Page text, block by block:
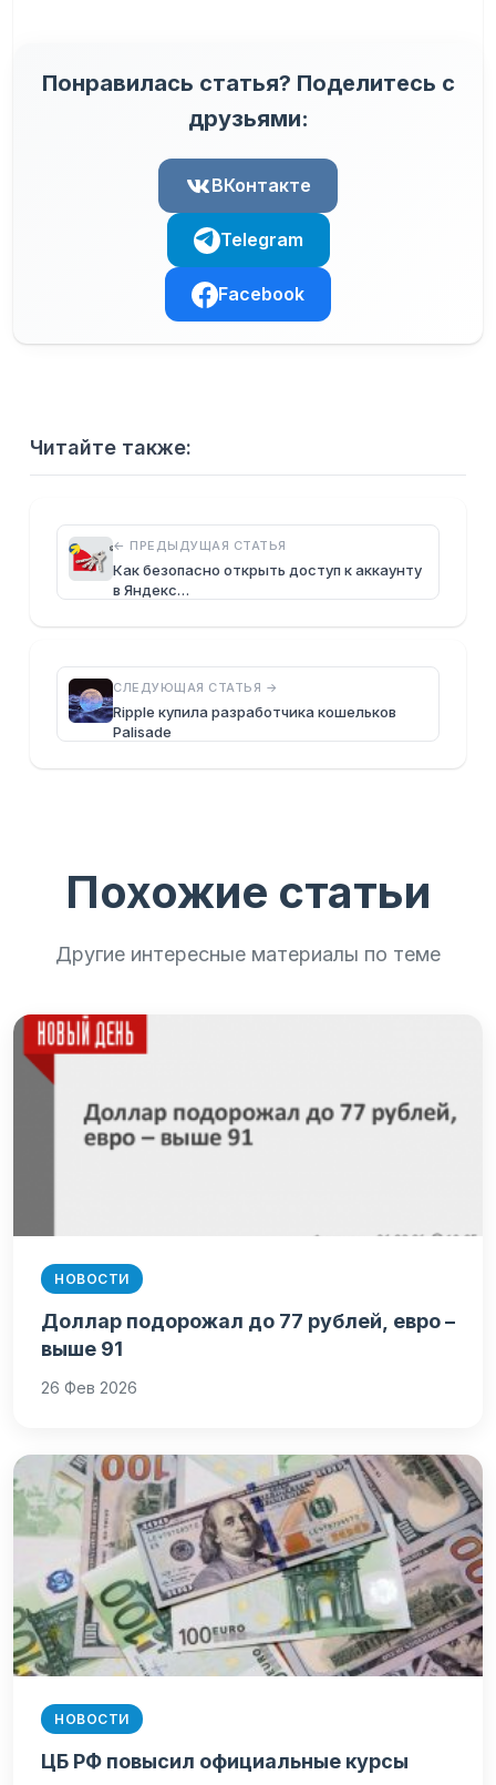
Понравилась статья? Поделитесь с
друзьями:
ВКонтакте
Telegram
Facebook
Читайте также:
← ПРЕДЫДУЩАЯ СТАТЬЯ
Как безопасно открыть доступ к аккаунту
в Яндекс…
СЛЕДУЮЩАЯ СТАТЬЯ →
Ripple купила разработчика кошельков
Palisade
Похожие статьи
Другие интересные материалы по теме
НОВОСТИ
Доллар подорожал до 77 рублей, евро –
выше 91
26 Фев 2026
НОВОСТИ
ЦБ РФ повысил официальные курсы